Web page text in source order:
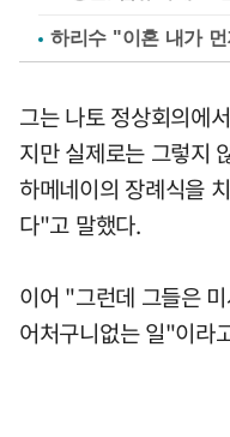
하리수 "이혼 내가
그는 나토 정상회의에
지만 실제로는 그렇지
하메네이의 장례식을
다"고 말했다.
이어 "그런데 그들은
어처구니없는 일"이라